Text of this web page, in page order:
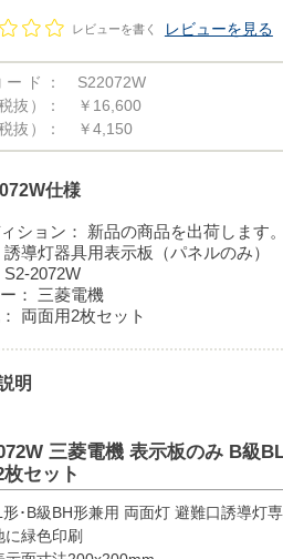
レビューを書く レビューを見る
ド：
S22072W
抜）：
￥16,600
抜）：
￥4,150
仕様
ション：
新品の商品を出荷します。
誘導灯器具用表示板（パネルのみ）
S2-2072W
：
三菱電機
両面用2枚セット
明
三菱電機 表示板のみ B級
セット
形･B級BH形兼用 両面灯 避難口誘導灯
に緑色印刷